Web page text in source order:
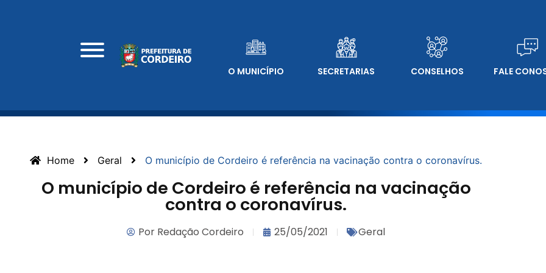
O MUNICÍPIO SECRETARIAS CONSELHOS FALE
Home Geral O município de Cordeiro é referência na vacinação contra o coronavírus.
O município de Cordeiro é referência na vacinação
contra o coronavírus.
Por Redação Cordeiro 25/05/2021 Geral